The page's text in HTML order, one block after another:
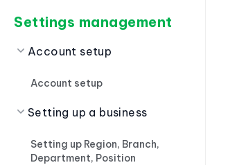
Settings management
Account setup
Account setup
Setting up a business
Setting up Region, Branch,
Department, Position